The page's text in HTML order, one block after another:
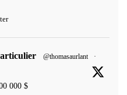
@thomasaurlant
·
000 $